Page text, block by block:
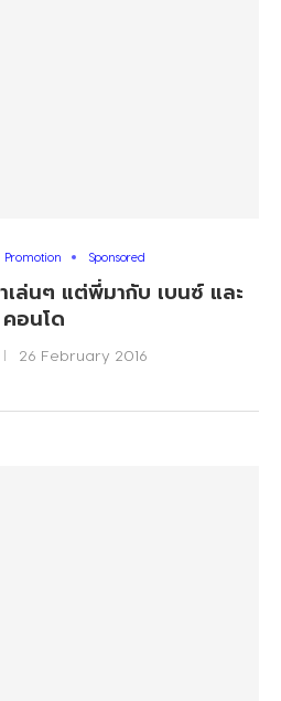
Promotion Sponsored
ล่นๆ แต่พี่มากับ เบนซ์ และ
คอนโด
26 February 2016